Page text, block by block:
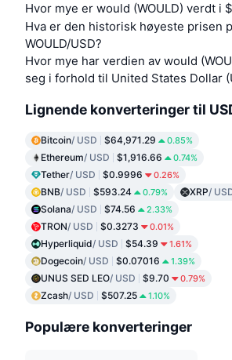
Hvor mye er would (WOULD) verdt i
Hva er den historisk høyeste prisen
WOULD/USD?
Hvor mye har verdien av would
seg i forhold til United States Dollar
Lignende konverteringer til
Bitcoin/ USD $64,971.29 0.85%
Ethereum/ USD $1,916.66 0.74%
Tether/ USD $0.9996 0.26%
BNB/ USD $593.24 0.79% XRP/
Solana/ USD $74.56 2.33%
TRON/ USD $0.3273 0.01%
Hyperliquid/ USD $54.39 1.61%
Dogecoin/ USD $0.07016 1.39%
UNUS SED LEO/ USD $9.70 0.79%
Zcash/ USD $507.25 1.10%
Populære konverteringer